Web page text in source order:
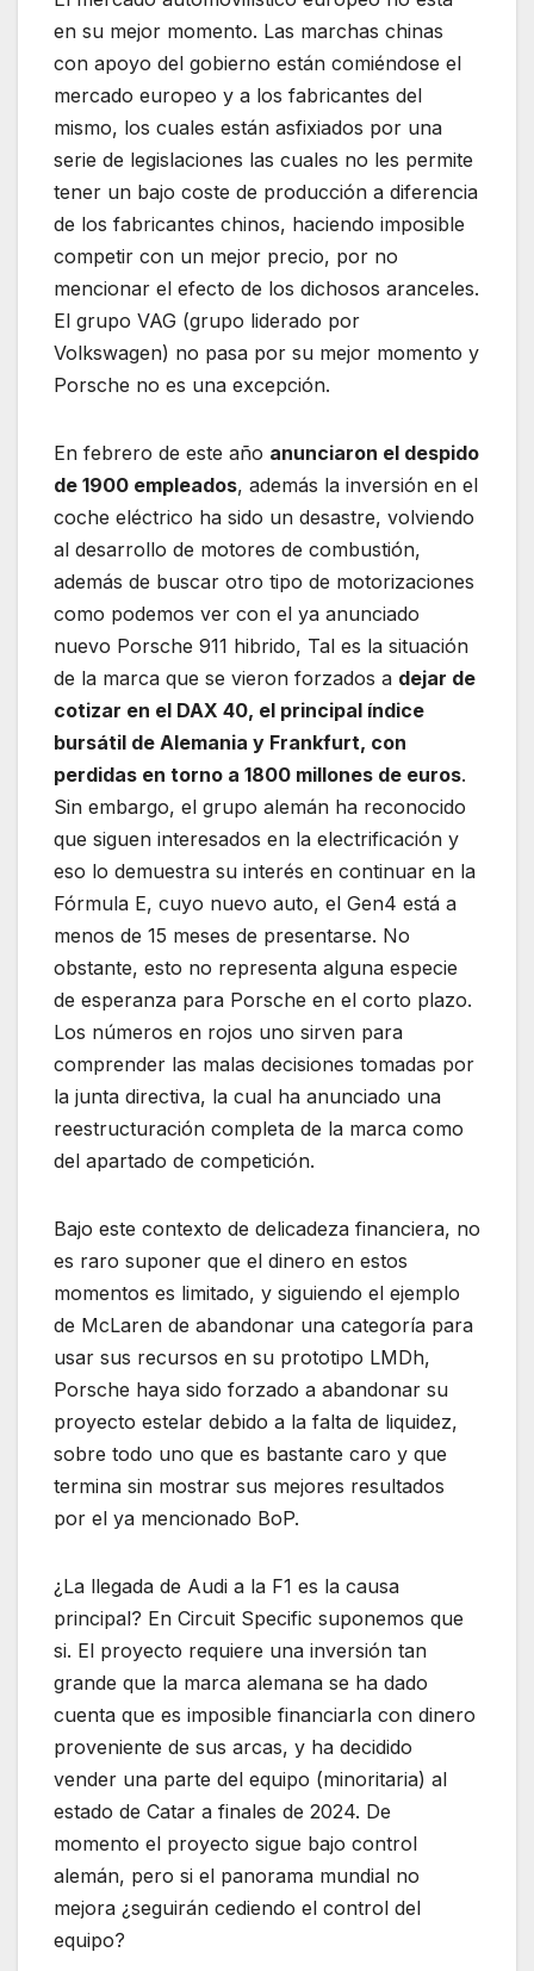
en su mejor momento. Las marchas chinas
con apoyo del gobierno están comiéndose el
mercado europeo y a los fabricantes del
mismo, los cuales están asfixiados por una
serie de legislaciones las cuales no les permite
tener un bajo coste de producción a diferencia
de los fabricantes chinos, haciendo imposible
competir con un mejor precio, por no
mencionar el efecto de los dichosos aranceles.
El grupo VAG (grupo liderado por
Volkswagen) no pasa por su mejor momento y
Porsche no es una excepción.
En febrero de este año anunciaron el despido
de 1900 empleados, además la inversión en el
coche eléctrico ha sido un desastre, volviendo
al desarrollo de motores de combustión,
además de buscar otro tipo de motorizaciones
como podemos ver con el ya anunciado
nuevo Porsche 911 hibrido, Tal es la situación
de la marca que se vieron forzados a dejar de
cotizar en el DAX 40, el principal índice
bursátil de Alemania y Frankfurt, con
perdidas en torno a 1800 millones de euros.
Sin embargo, el grupo alemán ha reconocido
que siguen interesados en la electrificación y
eso lo demuestra su interés en continuar en la
Fórmula E, cuyo nuevo auto, el Gen4 está a
menos de 15 meses de presentarse. No
obstante, esto no representa alguna especie
de esperanza para Porsche en el corto plazo.
Los números en rojos uno sirven para
comprender las malas decisiones tomadas por
la junta directiva, la cual ha anunciado una
reestructuración completa de la marca como
del apartado de competición.
Bajo este contexto de delicadeza financiera, no
es raro suponer que el dinero en estos
momentos es limitado, y siguiendo el ejemplo
de McLaren de abandonar una categoría para
usar sus recursos en su prototipo LMDh,
Porsche haya sido forzado a abandonar su
proyecto estelar debido a la falta de liquidez,
sobre todo uno que es bastante caro y que
termina sin mostrar sus mejores resultados
por el ya mencionado BoP.
¿La llegada de Audi a la F1 es la causa
principal? En Circuit Specific suponemos que
si. El proyecto requiere una inversión tan
grande que la marca alemana se ha dado
cuenta que es imposible financiarla con dinero
proveniente de sus arcas, y ha decidido
vender una parte del equipo (minoritaria) al
estado de Catar a finales de 2024. De
momento el proyecto sigue bajo control
alemán, pero si el panorama mundial no
mejora ¿seguirán cediendo el control del
equipo?